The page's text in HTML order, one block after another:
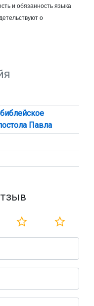
и обязанность языка
о
Павла